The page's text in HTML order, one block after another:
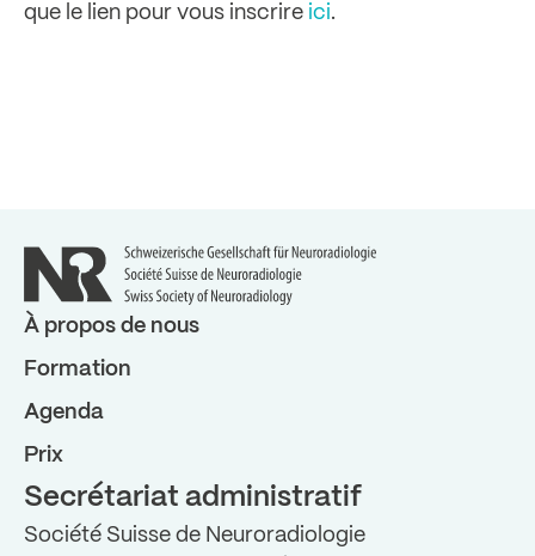
que le lien pour vous inscrire ici.
À propos de nous
Formation
Agenda
Prix
Secrétariat administratif
Société Suisse de Neuroradiologie